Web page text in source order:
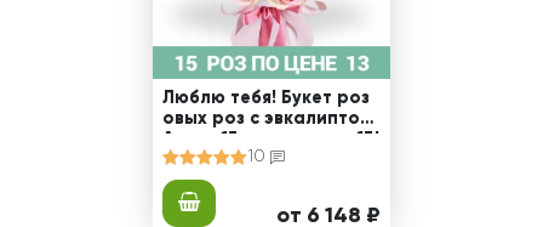
Люблю тебя! Букет роз
овых роз с эвкалиптом!
10
от 6 148 ₽